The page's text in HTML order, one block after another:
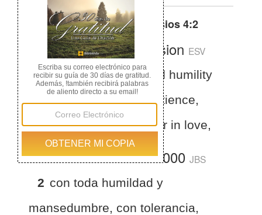
Otras traducciones de Efesios 4:2
English Standard Version ESV
Ephesians 4:2 with all humility
and gentleness, with patience,
bearing with one another in love,
La Biblia del Jubileo 2000 JBS
2 con toda humildad y
mansedumbre, con tolerancia,